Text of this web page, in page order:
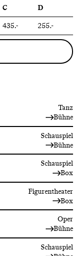
C
D
435.- 255.-
Tanz
Bühne
Schauspiel
Bühne
Schauspiel
Box
Figurentheater
Box
Oper
Bühne
Schauspiel